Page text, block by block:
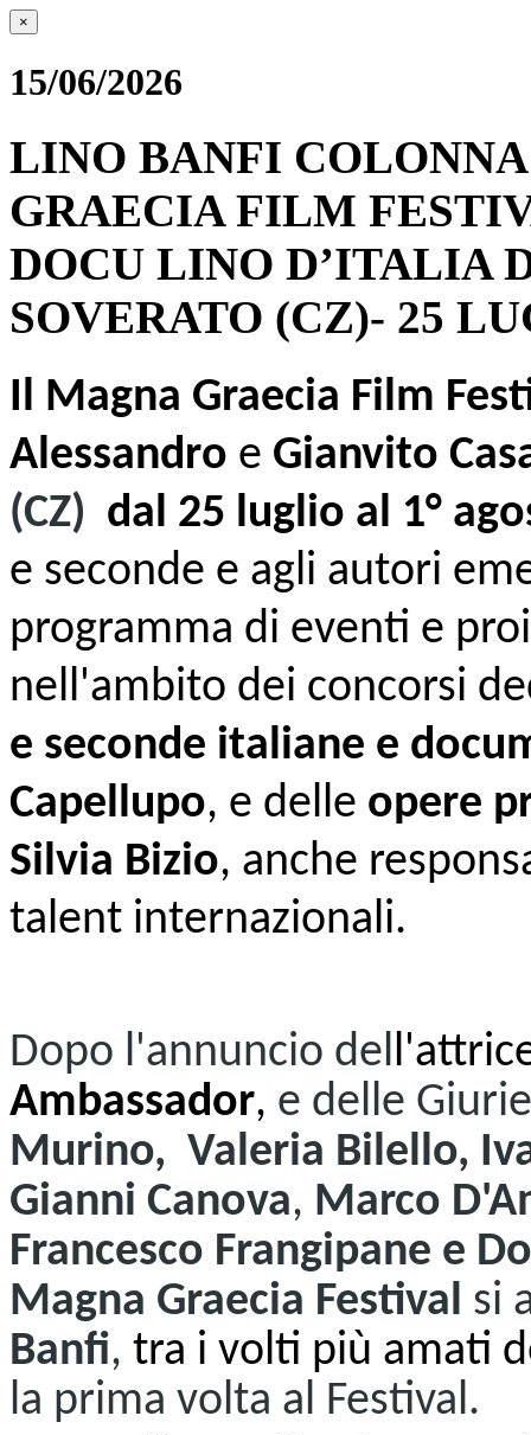
×
15/06/2026
LINO BANFI
GRAECIA FILM
DOCU LINO D’ITALIA
SOVERATO (CZ)- 25
Il Magna Graecia Film
Alessandro e Gianvito
(CZ) dal 25 luglio al 1°
e seconde e agli autori
programma di eventi e
nell'ambito dei concorsi
e seconde italiane e
Capellupo, e delle opere
Silvia Bizio, anche
talent internazionali.
Dopo l'annuncio del
Ambassador, e delle
Murino, Valeria Bilello,
Gianni Canova, Marco
Francesco Frangipane e
Magna Graecia Festival si
Banfi, tra i volti più amati
la prima volta al Festival.